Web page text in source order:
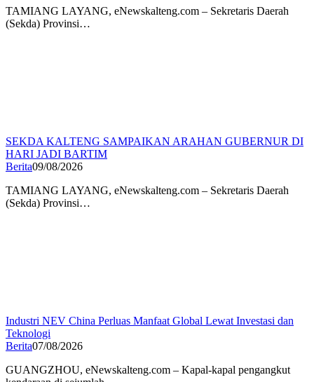
TAMIANG LAYANG, eNewskalteng.com – Sekretaris Daerah
(Sekda) Provinsi…
SEKDA KALTENG SAMPAIKAN ARAHAN GUBERNUR DI
HARI JADI BARTIM
Berita09/08/2026
TAMIANG LAYANG, eNewskalteng.com – Sekretaris Daerah
(Sekda) Provinsi…
Industri NEV China Perluas Manfaat Global Lewat Investasi dan
Teknologi
Berita07/08/2026
GUANGZHOU, eNewskalteng.com – Kapal-kapal pengangkut